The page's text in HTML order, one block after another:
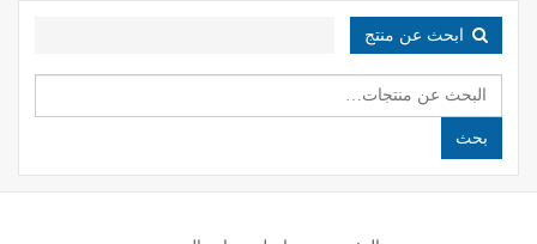
ابحث عن منتج
البحث
عن:
بحث